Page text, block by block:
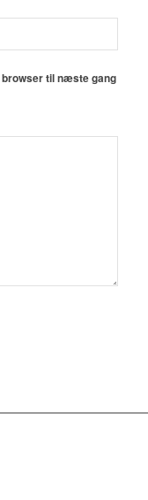
browser til næste gang